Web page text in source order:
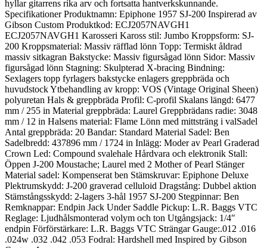
hyllar gitarrens rika arv och fortsatta hantverkskunnande.
Specifikationer Produktnamn: Epiphone 1957 SJ-200 Inspirerad av
Gibson Custom Produktkod: ECJ2057NAVGH1
ECJ2057NAVGH1 Karosseri Kaross stil: Jumbo Kroppsform: SJ-
200 Kroppsmaterial: Massiv räfflad lönn Topp: Termiskt åldrad
massiv sitkagran Bakstycke: Massiv figursågad lönn Sidor: Massiv
figursågad lönn Stagning: Skulpterad X-bracing Bindning:
Sexlagers topp fyrlagers bakstycke enlagers greppbräda och
huvudstock Ytbehandling av kropp: VOS (Vintage Original Sheen)
polyuretan Hals & greppbräda Profil: C-profil Skalans längd: 6477
mm / 255 in Material greppbräda: Laurel Greppbrädans radie: 3048
mm / 12 in Halsens material: Flame Lönn med mittsträng i valSadel
Antal greppbräda: 20 Bandar: Standard Material Sadel: Ben
Sadelbredd: 437896 mm / 1724 in Inlägg: Moder av Pearl Graderad
Crown Led: Compound svalehale Hårdvara och elektronik Stall:
Öppen J-200 Moustache; Laurel med 2 Mother of Pearl Stänger
Material sadel: Kompenserat ben Stämskruvar: Epiphone Deluxe
Plektrumskydd: J-200 graverad celluloid Dragstång: Dubbel aktion
Stämstångsskydd: 2-lagers 3-hål 1957 SJ-200 Stegpinnar: Ben
Remknappar: Endpin Jack Under Saddle Pickup: L.R. Baggs VTC
Reglage: Ljudhålsmonterad volym och ton Utgångsjack: 1/4″
endpin Förförstärkare: L.R. Baggs VTC Strängar Gauge:.012 .016
.024w .032 .042 .053 Fodral: Hardshell med Inspired by Gibson